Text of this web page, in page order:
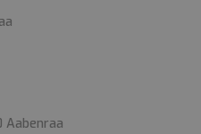
Aabenraa